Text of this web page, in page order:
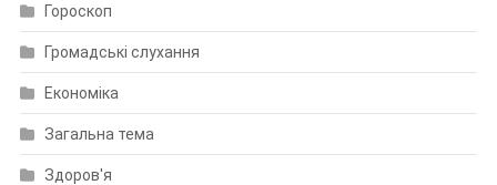
Гороскоп
Громадські слухання
Економіка
Загальна тема
Здоров'я